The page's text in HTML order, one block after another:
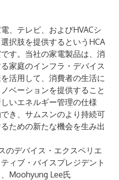
、テレビ、およびHVACシ
択肢を提供するというHCA
す。当社の家電製品は、消
家庭のインフラ・デバイス
活用して、消費者の生活に
ベーションを提供すること
いエネルギー管理の仕様
き、サムスンのより持続可
ための新たな機会を生み出
のデバイス・エクスペリエ
ィブ・バイスプレジデント
Moohyung Lee氏